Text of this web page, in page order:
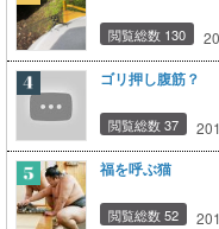
閲覧総数 130
ゴリ押し腹筋？
閲覧総数 37
福を呼ぶ猫
閲覧総数 52